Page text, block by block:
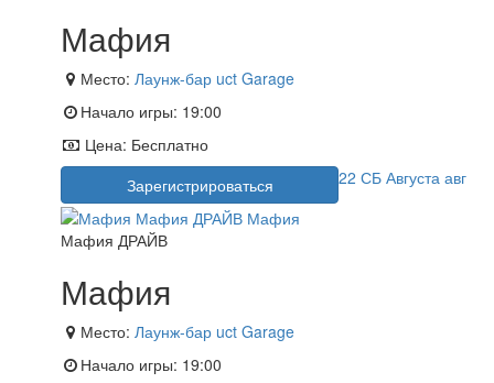
Мафия
Место: Лаунж-бар uct Garage
Начало игры: 19:00
Цена: Бесплатно
Зарегистрироваться
22 СБ Августа авг
Мафия ДРАЙВ
Мафия
Место: Лаунж-бар uct Garage
Начало игры: 19:00